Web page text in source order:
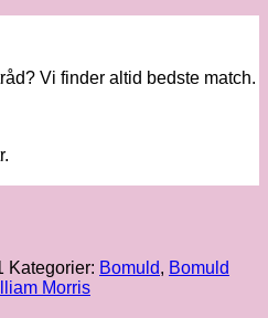
Vi finder altid bedste match.
Kategorier: Bomuld, Bomuld
Morris